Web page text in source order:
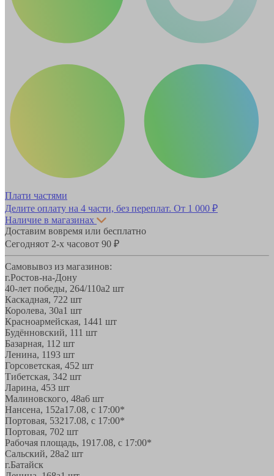
Плати частями
Делите оплату на 4 части, без переплат. От 1 000 ₽
Наличие в магазинах
Доставим вовремя или бесплатно
Сегодняот 2-х часовот 90 ₽
Самовывоз из магазинов:
г.Ростов-на-Дону
40-лет победы, 264/110а2 шт
Каскадная, 722 шт
Королева, 30а1 шт
Красноармейская, 1441 шт
Будённовский, 111 шт
Базарная, 11 2 шт
Ленина, 1193 шт
Горсоветская, 452 шт
Тибетская, 342 шт
Ларина, 453 шт
Малиновского, 48а6 шт
Нансена, 152а17.08, с 17:00*
Портовая, 53217.08, с 17:00*
Портовая, 702 шт
Рабочая площадь, 1917.08, с 17:00*
Сальский, 28a2 шт
г.Батайск